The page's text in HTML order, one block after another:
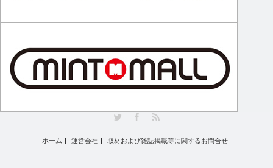
ホーム 運営会社 取材および雑誌掲載等に関するお問合せ